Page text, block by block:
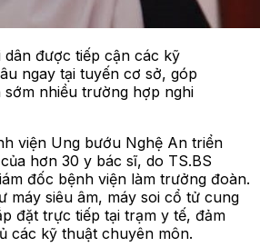
được tiếp cận các kỹ
ngay tại tuyến cơ sở, góp
sớm nhiều trường hợp nghi
viện Ung bướu Nghệ An triển
hơn 30 y bác sĩ, do TS.BS
đốc bệnh viện làm trưởng đoàn.
máy siêu âm, máy soi cổ tử cung
đặt trực tiếp tại trạm y tế, đảm
các kỹ thuật chuyên môn.